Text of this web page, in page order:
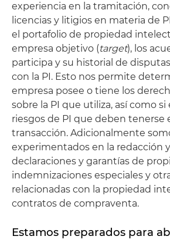
experiencia en la tramitación,
licencias y litigios en materia de
el portafolio de propiedad
empresa objetivo (target), los
participa y su historial de
con la PI. Esto nos permite
empresa posee o tiene los
sobre la PI que utiliza, así como
riesgos de PI que deben tenerse
transacción. Adicionalmente
experimentados en la redacción
declaraciones y garantías de
indemnizaciones especiales y
relacionadas con la propiedad
contratos de compraventa.
Estamos preparados para